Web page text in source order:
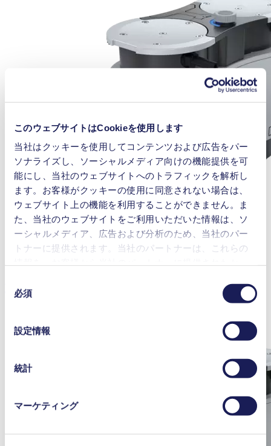
このウェブサイトはCookieを使用します
当社はクッキーを使用してコンテンツおよび広告をパー
ソナライズし、ソーシャルメディア向けの機能提供を可
能にし、当社のウェブサイトへのトラフィックを解析し
ます。お客様がクッキーの使用に同意されない場合は、
ウェブサイト上の機能を利用することができません。ま
た、当社のウェブサイトをご利用いただいた情報は、ソ
ーシャルメディア、広告および分析のため、当社のパー
トナーに提供されます。当社のパートナーは、これらの
データと組み合わせる場合があります。お客様の同意登
録は、ウェブサイトの末尾に記載されている「Cookies」
をクリックし、チェックマークを外していただけば、い
つでも取り消すことができます。
保存期間の詳細については、当社の[プライバシーポリシ
必須
設定情報
統計
マーケティング
N 820 G